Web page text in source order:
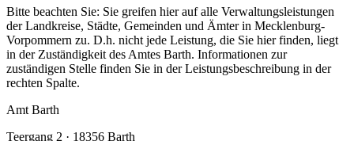
Bitte beachten Sie: Sie greifen hier auf alle Verwaltungsleistungen
der Landkreise, Städte, Gemeinden und Ämter in Mecklenburg-
Vorpommern zu. D.h. nicht jede Leistung, die Sie hier finden, liegt
in der Zuständigkeit des Amtes Barth. Informationen zur
zuständigen Stelle finden Sie in der Leistungsbeschreibung in der
rechten Spalte.
Amt Barth
Teergang 2 · 18356 Barth